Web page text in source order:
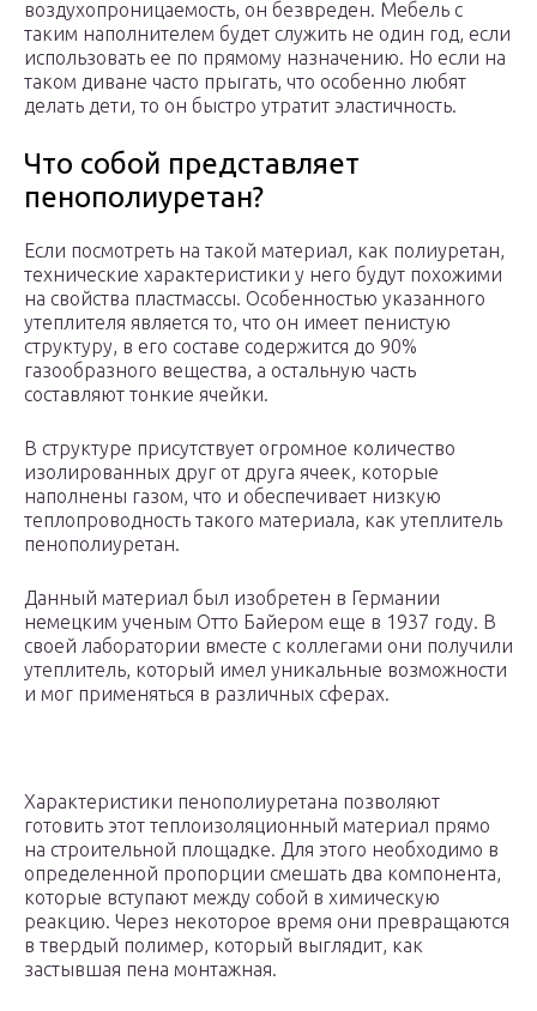
воздухопроницаемость, он безвреден. Мебель с
таким наполнителем будет служить не один год, если
использовать ее по прямому назначению. Но если на
таком диване часто прыгать, что особенно любят
делать дети, то он быстро утратит эластичность.
Что собой представляет
пенополиуретан?
Если посмотреть на такой материал, как полиуретан,
технические характеристики у него будут похожими
на свойства пластмассы. Особенностью указанного
утеплителя является то, что он имеет пенистую
структуру, в его составе содержится до 90%
газообразного вещества, а остальную часть
составляют тонкие ячейки.
В структуре присутствует огромное количество
изолированных друг от друга ячеек, которые
наполнены газом, что и обеспечивает низкую
теплопроводность такого материала, как утеплитель
пенополиуретан.
Данный материал был изобретен в Германии
немецким ученым Отто Байером еще в 1937 году. В
своей лаборатории вместе с коллегами они получили
утеплитель, который имел уникальные возможности
и мог применяться в различных сферах.
Характеристики пенополиуретана позволяют
готовить этот теплоизоляционный материал прямо
на строительной площадке. Для этого необходимо в
определенной пропорции смешать два компонента,
которые вступают между собой в химическую
реакцию. Через некоторое время они превращаются
в твердый полимер, который выглядит, как
застывшая пена монтажная.